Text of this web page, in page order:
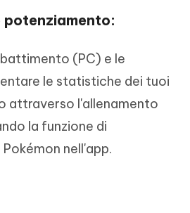
potenziamento:
(PC) e le
le statistiche dei tuoi
attraverso l'allenamento
la funzione di
nell'app.